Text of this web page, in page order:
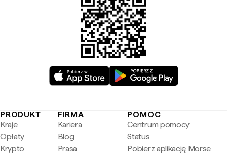
PRODUKT
Kraje
Opłaty
Krypto
FIRMA
Kariera
Blog
Prasa
POMOC
Centrum pomocy
Status
Pobierz aplikację Morse